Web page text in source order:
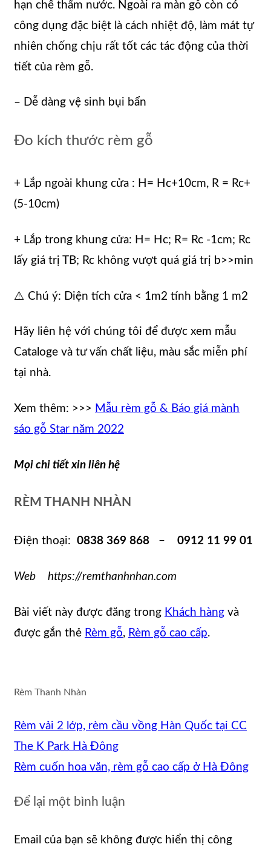
hạn chế thấm nước. Ngoài ra màn gỗ còn có
công dụng đặc biệt là cách nhiệt độ, làm mát tự
nhiên chống chịu rất tốt các tác động của thời
tiết của rèm gỗ.
– Dễ dàng vệ sinh bụi bẩn
Đo kích thước rèm gỗ
+ Lắp ngoài khung cửa : H= Hc+10cm, R = Rc+
(5-10cm)
+ Lắp trong khung cửa: H= Hc; R= Rc -1cm; Rc
lấy giá trị TB; Rc không vượt quá giá trị b>>min
⚠️ Chú ý: Diện tích cửa < 1m2 tính bằng 1 m2
Hãy liên hệ với chúng tôi để được xem mẫu
Cataloge và tư vấn chất liệu, màu sắc miễn phí
tại nhà.
Xem thêm: >>> Mẫu rèm gỗ & Báo giá mành
sáo gỗ Star năm 2022
Mọi chi tiết xin liên hệ
RÈM THANH NHÀN
Điện thoại: 0838 369 868 – 0912 11 99 01
Web https://remthanhnhan.com
Bài viết này được đăng trong Khách hàng và
được gắn thẻ Rèm gỗ, Rèm gỗ cao cấp.
Rèm Thanh Nhàn
Rèm vải 2 lớp, rèm cầu vồng Hàn Quốc tại CC
The K Park Hà Đông
Rèm cuốn hoa văn, rèm gỗ cao cấp ở Hà Đông
Để lại một bình luận
Email của bạn sẽ không được hiển thị công